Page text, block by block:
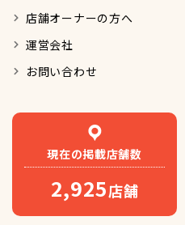
店舗オーナーの方へ
運営会社
お問い合わせ
現在の掲載店舗数
2,925店舗